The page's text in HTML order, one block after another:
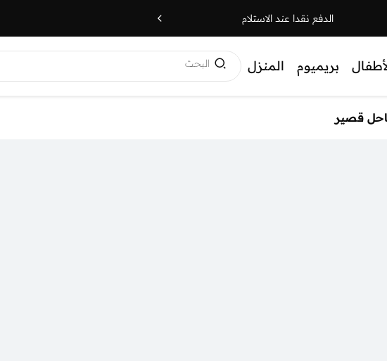
الدفع نقدا عند الاستلام
بريميوم المنزل البحث
قصير